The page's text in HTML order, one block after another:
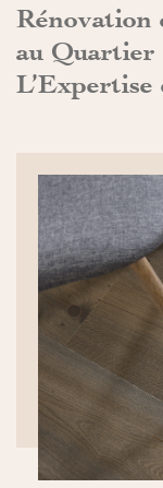
Rénovation
au Quartier